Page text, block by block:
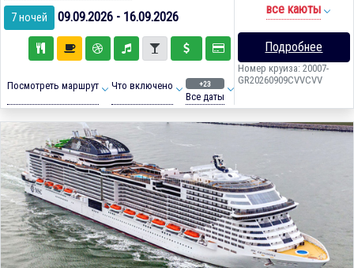
7 ночей 09.09.2026 - 16.09.2026
Посмотреть маршрут Что включено +23
Все даты
все каюты
Подробнее
Номер круиза: 20007-
GR20260909CVVCVV